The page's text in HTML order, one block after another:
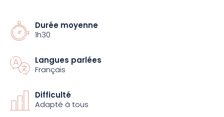
Faure, où vous contemplerez la créativité de l’Art nouveau. La
balade découverte vous dévoilera des trésors architecturaux
jardin du Musée de l’Ėcole.
vous fera vivre découvrir Nancy d’une manière originale !
Durée moyenne
1h30
Langues parlées
Français
Difficulté
Adapté à tous